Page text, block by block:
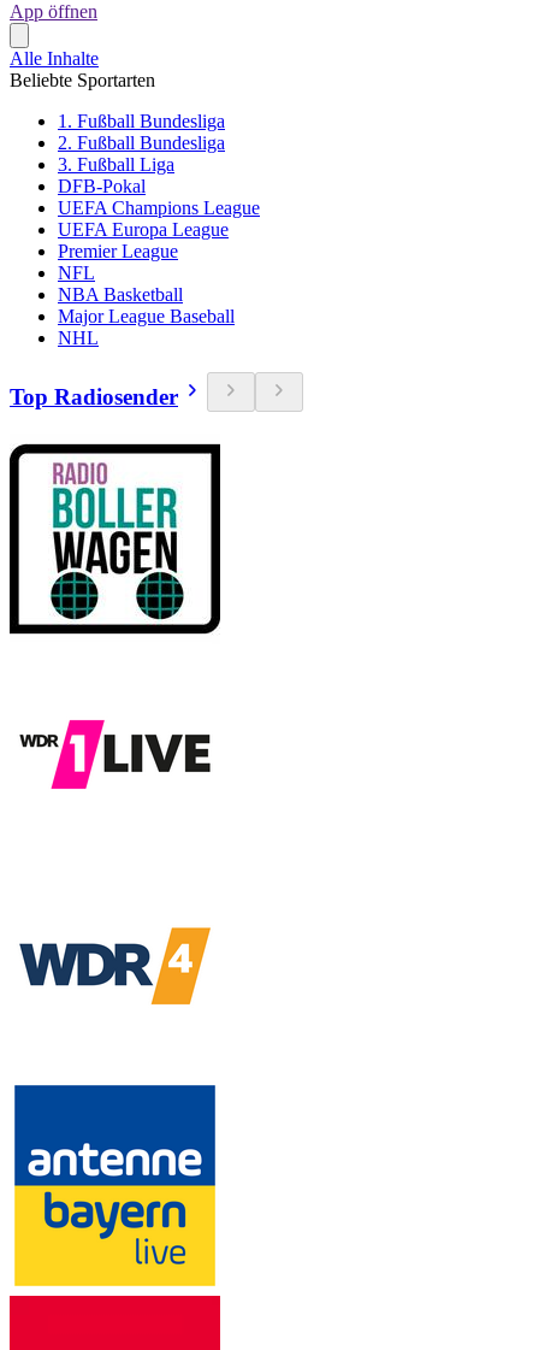
App öffnen
Alle Inhalte
Beliebte Sportarten
1. Fußball Bundesliga
2. Fußball Bundesliga
3. Fußball Liga
DFB-Pokal
UEFA Champions League
UEFA Europa League
Premier League
NFL
NBA Basketball
Major League Baseball
NHL
Top Radiosender